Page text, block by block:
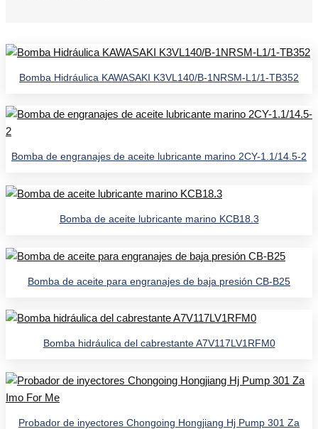
Bomba Hidráulica KAWASAKI K3VL140/B-1NRSM-L1/1-TB352
Bomba de engranajes de aceite lubricante marino 2CY-1.1/14.5-2
Bomba de aceite lubricante marino KCB18.3
Bomba de aceite para engranajes de baja presión CB-B25
Bomba hidráulica del cabrestante A7V117LV1RFM0
Probador de inyectores Chongoing Hongjiang Hj Pump 301 Za